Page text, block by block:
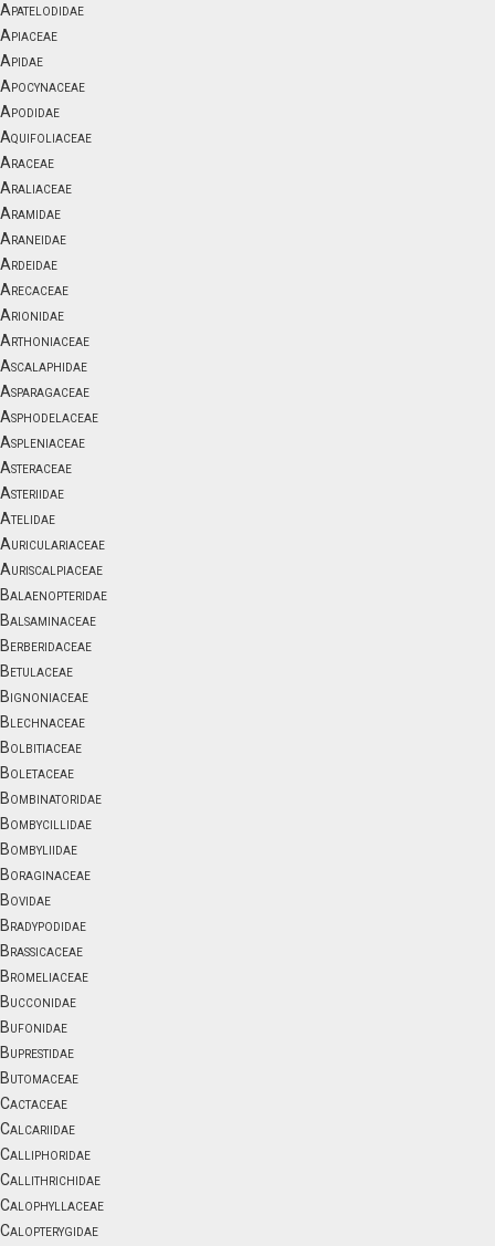
Apatelodidae
Apiaceae
Apidae
Apocynaceae
Apodidae
Aquifoliaceae
Araceae
Araliaceae
Aramidae
Araneidae
Ardeidae
Arecaceae
Arionidae
Arthoniaceae
Ascalaphidae
Asparagaceae
Asphodelaceae
Aspleniaceae
Asteraceae
Asteriidae
Atelidae
Auriculariaceae
Auriscalpiaceae
Balaenopteridae
Balsaminaceae
Berberidaceae
Betulaceae
Bignoniaceae
Blechnaceae
Bolbitiaceae
Boletaceae
Bombinatoridae
Bombycillidae
Bombyliidae
Boraginaceae
Bovidae
Bradypodidae
Brassicaceae
Bromeliaceae
Bucconidae
Bufonidae
Buprestidae
Butomaceae
Cactaceae
Calcariidae
Calliphoridae
Callithrichidae
Calophyllaceae
Calopterygidae